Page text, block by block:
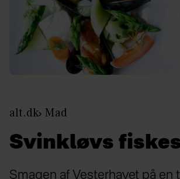
alt.dk Mad
Svinkløvs
Smagen af Vesterhavet på en